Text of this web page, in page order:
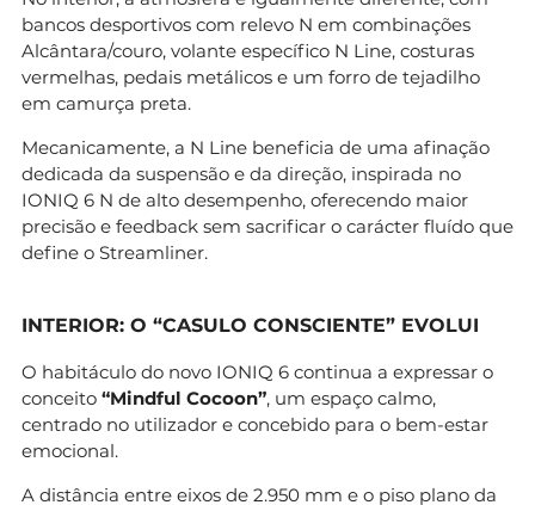
bancos desportivos com relevo N em combinações
Alcântara/couro, volante específico N Line, costuras
vermelhas, pedais metálicos e um forro de tejadilho
em camurça preta.
Mecanicamente, a N Line beneficia de uma afinação
dedicada da suspensão e da direção, inspirada no
IONIQ 6 N de alto desempenho, oferecendo maior
precisão e feedback sem sacrificar o carácter fluído que
define o Streamliner.
INTERIOR: O “CASULO CONSCIENTE” EVOLUI
O habitáculo do novo IONIQ 6 continua a expressar o
conceito “Mindful Cocoon”, um espaço calmo,
centrado no utilizador e concebido para o bem-estar
emocional.
A distância entre eixos de 2.950 mm e o piso plano da